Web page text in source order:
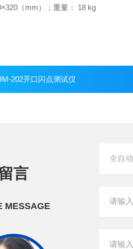
（mm）；重量： 18 kg
202开口闪点测试仪
言
MESSAGE